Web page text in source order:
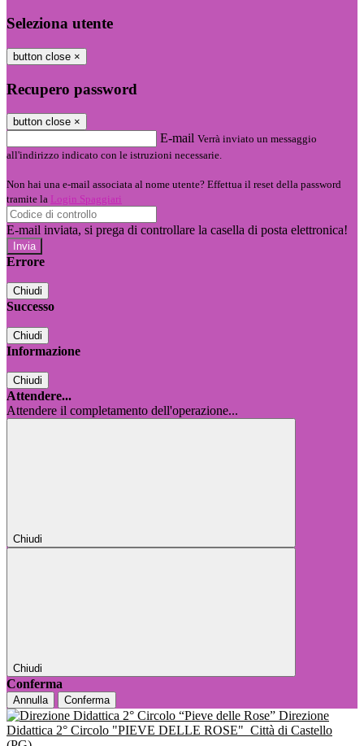
Seleziona utente
button close ×
Recupero password
button close ×
E-mail Verrà inviato un messaggio
all'indirizzo indicato con le istruzioni necessarie.
Non hai una e-mail associata al nome utente? Effettua il reset della password
tramite la Login Spaggiari
E-mail inviata, si prega di controllare la casella di posta elettronica!
Errore
Chiudi
Successo
Chiudi
Informazione
Chiudi
Attendere...
Attendere il completamento dell'operazione...
Chiudi
Chiudi
Conferma
Annulla Conferma
Direzione
Didattica 2° Circolo "PIEVE DELLE ROSE" Città di Castello